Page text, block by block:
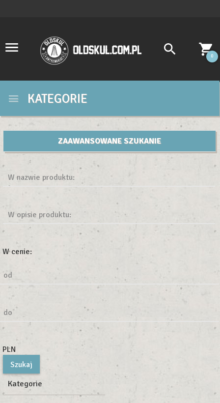
0
KATEGORIE
ZAAWANSOWANE SZUKANIE
W nazwie produktu:
W opisie produktu:
W cenie:
od
do
PLN
Kategorie